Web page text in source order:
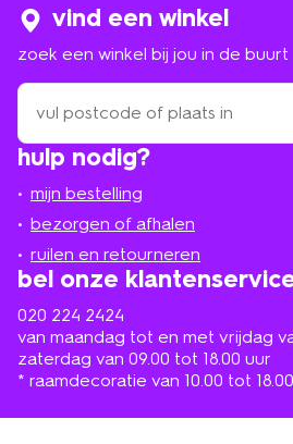
hulp nodig?
mijn bestelling
bezorgen of afhalen
ruilen en retourneren
bel onze
020 224 2424
van maandag tot en met vrijdag
zaterdag van 09.00 tot 18.00 uur
* raamdecoratie van 10.00 tot
vind een winkel
zoek een winkel bij jou in de buurt
zoek
een
winkel
bij
in
de
buurt